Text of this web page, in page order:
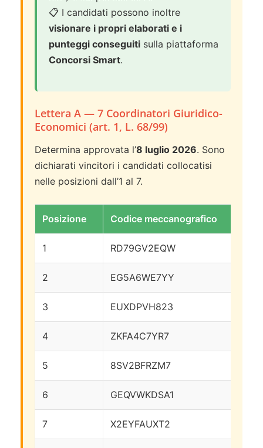
📋 I candidati possono inoltre
visionare i propri elaborati e i
punteggi conseguiti sulla piattaforma
Concorsi Smart.
Lettera A — 7 Coordinatori Giuridico-
Economici (art. 1, L. 68/99)
Determina approvata l’8 luglio 2026. Sono
dichiarati vincitori i candidati collocatisi
nelle posizioni dall’1 al 7.
Posizione Codice meccanografico
1 RD79GV2EQW
2 EG5A6WE7YY
3 EUXDPVH823
4 ZKFA4C7YR7
5 8SV2BFRZM7
6 GEQVWKDSA1
7 X2EYFAUXT2